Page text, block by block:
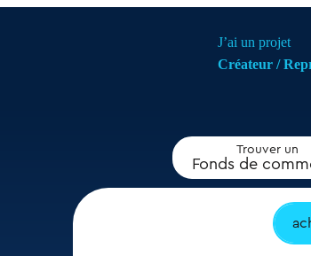
J’ai un projet
Créateur /
Trouver un
Fonds de